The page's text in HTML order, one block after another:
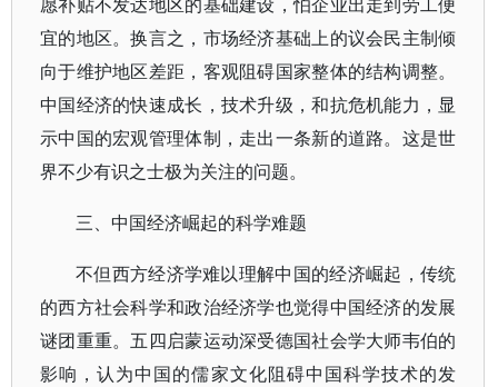
宜的地区。换言之，市场经济基础上的议会民主制倾
向于维护地区差距，客观阻碍国家整体的结构调整。
中国经济的快速成长，技术升级，和抗危机能力，显
示中国的宏观管理体制，走出一条新的道路。这是世
界不少有识之士极为关注的问题。
三、中国经济崛起的科学难题
不但西方经济学难以理解中国的经济崛起，传统
的西方社会科学和政治经济学也觉得中国经济的发展
谜团重重。五四启蒙运动深受德国社会学大师韦伯的
影响，认为中国的儒家文化阻碍中国科学技术的发